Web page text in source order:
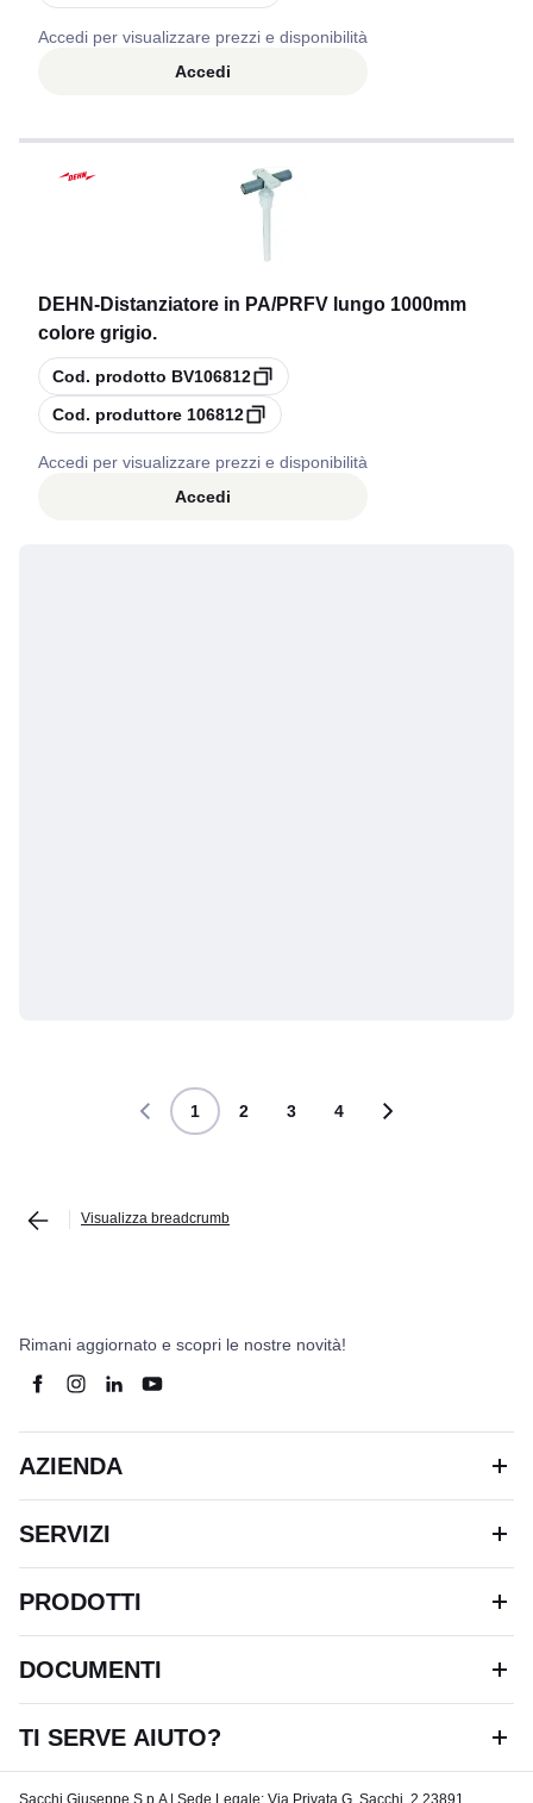
Accedi per visualizzare prezzi e disponibilità
Accedi
DEHN-Distanziatore in PA/PRFV lungo 1000mm
colore grigio.
copiaCod. prodotto BV106812
copiaCod. produttore 106812
Accedi per visualizzare prezzi e disponibilità
Accedi
1 2 3 4
Visualizza breadcrumb
Rimani aggiornato e scopri le nostre novità!
AZIENDA
SERVIZI
PRODOTTI
DOCUMENTI
TI SERVE AIUTO?
Sacchi Giuseppe S.p.A | Sede Legale: Via Privata G. Sacchi, 2 23891